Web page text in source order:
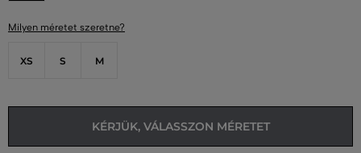
Milyen méretet szeretne?
XS S M
KÉRJÜK, VÁLASSZON MÉRETET